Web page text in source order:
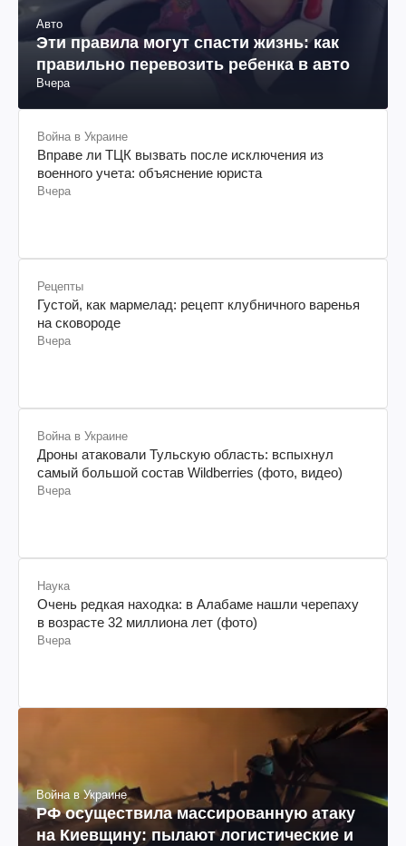
Авто
Эти правила могут спасти жизнь: как
правильно перевозить ребенка в авто
Вчера
Война в Украине
Вправе ли ТЦК вызвать после исключения из
военного учета: объяснение юриста
Вчера
Рецепты
Густой, как мармелад: рецепт клубничного варенья
на сковороде
Вчера
Война в Украине
Дроны атаковали Тульскую область: вспыхнул
самый большой состав Wildberries (фото, видео)
Вчера
Наука
Очень редкая находка: в Алабаме нашли черепаху
в возрасте 32 миллиона лет (фото)
Вчера
Война в Украине
РФ осуществила массированную атаку
на Киевщину: пылают логистические и